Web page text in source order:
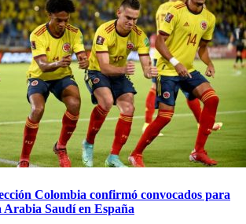
Colombia confirmó convocados para
Arabia Saudí en España